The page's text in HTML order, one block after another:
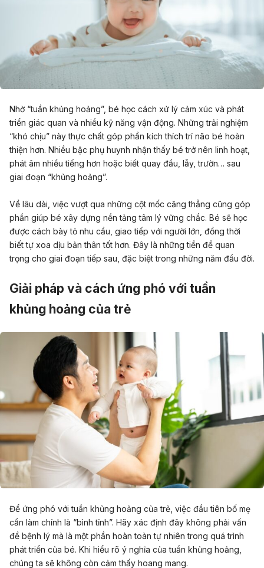
Nhờ “tuần khủng hoảng”, bé học cách xử lý cảm xúc và phát
triển giác quan và nhiều kỹ năng vận động. Những trải nghiệm
“khó chịu” này thực chất góp phần kích thích trí não bé hoàn
thiện hơn. Nhiều bậc phụ huynh nhận thấy bé trở nên linh hoạt,
phát âm nhiều tiếng hơn hoặc biết quay đầu, lẫy, trườn… sau
giai đoạn “khủng hoảng”.
Về lâu dài, việc vượt qua những cột mốc căng thẳng cũng góp
phần giúp bé xây dựng nền tảng tâm lý vững chắc. Bé sẽ học
được cách bày tỏ nhu cầu, giao tiếp với người lớn, đồng thời
biết tự xoa dịu bản thân tốt hơn. Đây là những tiền đề quan
trọng cho giai đoạn tiếp sau, đặc biệt trong những năm đầu đời.
Giải pháp và cách ứng phó với tuần
khủng hoảng của trẻ
Để ứng phó với tuần khủng hoảng của trẻ, việc đầu tiên bố mẹ
cần làm chính là “bình tĩnh”. Hãy xác định đây không phải vấn
đề bệnh lý mà là một phần hoàn toàn tự nhiên trong quá trình
phát triển của bé. Khi hiểu rõ ý nghĩa của tuần khủng hoảng,
chúng ta sẽ không còn cảm thấy hoang mang.